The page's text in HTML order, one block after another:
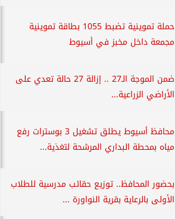
حملة تموينية تضبط 1055 بطاقة تموينية
مجمعة داخل مخبز في أسيوط
ضمن الموجة الـ27 .. إزالة 27 حالة تعدي على
الأراضي الزراعية...
محافظ أسيوط يطلق تشغيل 3 بوسترات رفع
مياه بمحطة البداري المرشحة لتغذية...
بحضور المحافظ.. توزيع حقائب مدرسية للطلاب
الأولى بالرعاية بقرية النواورة ...